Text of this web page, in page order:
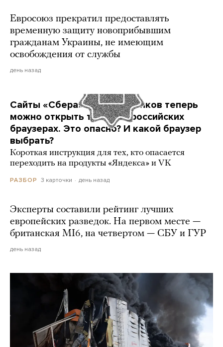
Евросоюз прекратил предоставлять
временную защиту новоприбывшим
гражданам Украины, не имеющим
освобождения от службы
день назад
Сайты «Сбера» и других банков теперь
можно открыть только в российских
браузерах. Это опасно? И какой браузер
выбрать?
Короткая инструкция для тех, кто опасается
переходить на продукты «Яндекса» и VK
РАЗБОР 3 карточки день назад
Эксперты составили рейтинг лучших
европейских разведок. На первом месте —
британская MI6, на четвертом — СБУ и ГУР
день назад